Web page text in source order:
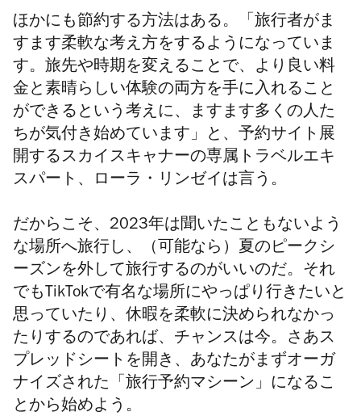
ほかにも節約する方法はある。「旅行者がま
すます柔軟な考え方をするようになっていま
す。旅先や時期を変えることで、より良い料
金と素晴らしい体験の両方を手に入れること
ができるという考えに、ますます多くの人た
ちが気付き始めています」と、予約サイト展
開するスカイスキャナーの専属トラベルエキ
スパート、ローラ・リンゼイは言う。
だからこそ、2023年は聞いたこともないよう
な場所へ旅行し、（可能なら）夏のピークシ
ーズンを外して旅行するのがいいのだ。それ
でもTikTokで有名な場所にやっぱり行きたいと
思っていたり、休暇を柔軟に決められなかっ
たりするのであれば、チャンスは今。さあス
プレッドシートを開き、あなたがまずオーガ
ナイズされた「旅行予約マシーン」になるこ
とから始めよう。